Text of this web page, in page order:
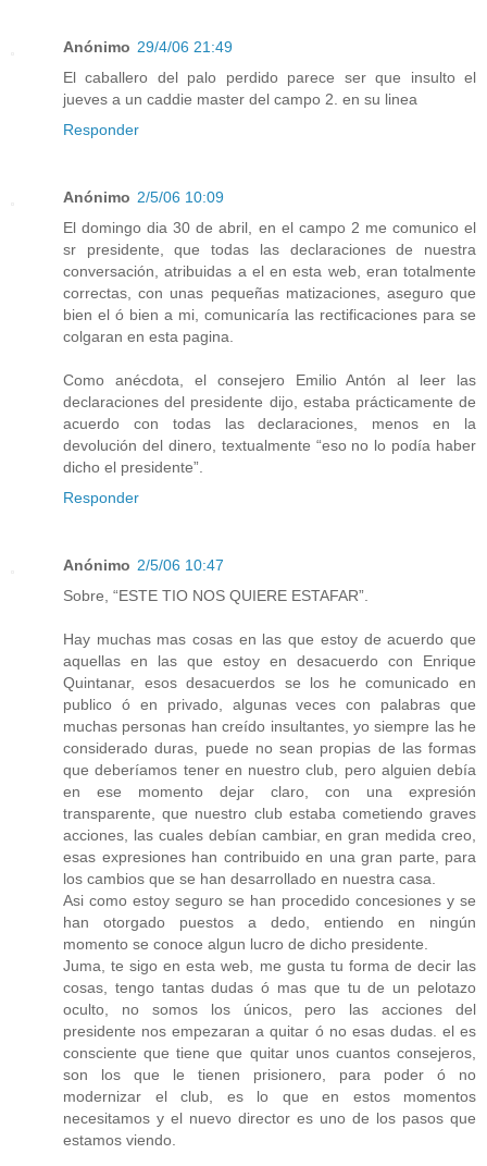
Anónimo 29/4/06 21:49
El caballero del palo perdido parece ser que insulto el
jueves a un caddie master del campo 2. en su linea
Responder
Anónimo 2/5/06 10:09
El domingo dia 30 de abril, en el campo 2 me comunico el
sr presidente, que todas las declaraciones de nuestra
conversación, atribuidas a el en esta web, eran totalmente
correctas, con unas pequeñas matizaciones, aseguro que
bien el ó bien a mi, comunicaría las rectificaciones para se
colgaran en esta pagina.
Como anécdota, el consejero Emilio Antón al leer las
declaraciones del presidente dijo, estaba prácticamente de
acuerdo con todas las declaraciones, menos en la
devolución del dinero, textualmente “eso no lo podía haber
dicho el presidente”.
Responder
Anónimo 2/5/06 10:47
Sobre, “ESTE TIO NOS QUIERE ESTAFAR”.
Hay muchas mas cosas en las que estoy de acuerdo que
aquellas en las que estoy en desacuerdo con Enrique
Quintanar, esos desacuerdos se los he comunicado en
publico ó en privado, algunas veces con palabras que
muchas personas han creído insultantes, yo siempre las he
considerado duras, puede no sean propias de las formas
que deberíamos tener en nuestro club, pero alguien debía
en ese momento dejar claro, con una expresión
transparente, que nuestro club estaba cometiendo graves
acciones, las cuales debían cambiar, en gran medida creo,
esas expresiones han contribuido en una gran parte, para
los cambios que se han desarrollado en nuestra casa.
Asi como estoy seguro se han procedido concesiones y se
han otorgado puestos a dedo, entiendo en ningún
momento se conoce algun lucro de dicho presidente.
Juma, te sigo en esta web, me gusta tu forma de decir las
cosas, tengo tantas dudas ó mas que tu de un pelotazo
oculto, no somos los únicos, pero las acciones del
presidente nos empezaran a quitar ó no esas dudas. el es
consciente que tiene que quitar unos cuantos consejeros,
son los que le tienen prisionero, para poder ó no
modernizar el club, es lo que en estos momentos
necesitamos y el nuevo director es uno de los pasos que
estamos viendo.